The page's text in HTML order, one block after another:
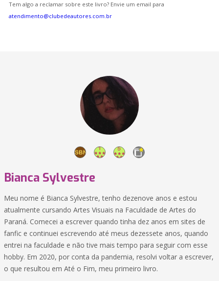
Tem algo a reclamar sobre este livro? Envie um email para
atendimento@clubedeautores.com.br
Bianca Sylvestre
Meu nome é Bianca Sylvestre, tenho dezenove anos e estou
atualmente cursando Artes Visuais na Faculdade de Artes do
Paraná. Comecei a escrever quando tinha dez anos em sites de
fanfic e continuei escrevendo até meus dezessete anos, quando
entrei na faculdade e não tive mais tempo para seguir com esse
hobby. Em 2020, por conta da pandemia, resolvi voltar a escrever,
o que resultou em Até o Fim, meu primeiro livro.